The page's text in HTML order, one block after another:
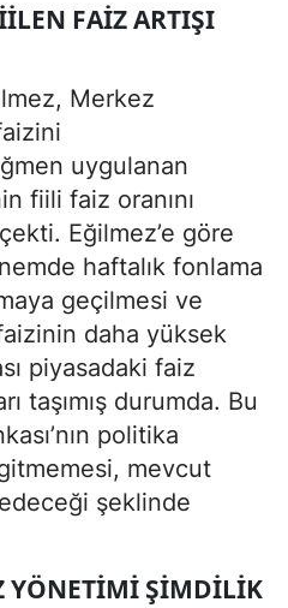
FAIZ ARTIŞI
Merkez
uygulanan
fiili faiz oranını
Eğilmez’e göre
haftalık fonlama
geçilmesi ve
daha yüksek
piyasadaki faiz
taşımış durumda. Bu
politika
mevcut
edeceği şeklinde
YÖNETIMI ŞIMDILIK